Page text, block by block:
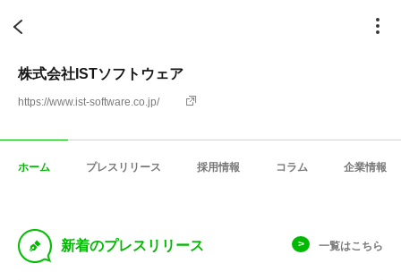
株式会社ISTソフトウェア
https://www.ist-software.co.jp/
ホーム プレスリリース 採用情報 コラム 企業情報
D 新着のプレスリリース 一覧はこちら